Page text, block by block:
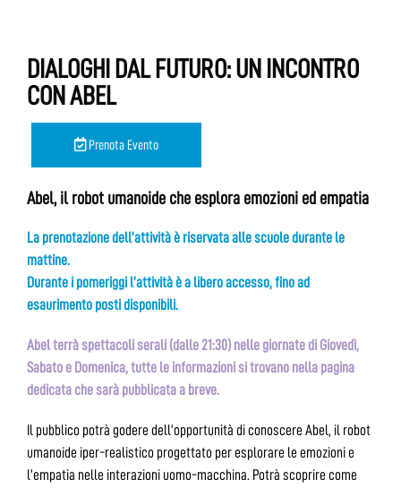
DIALOGHI DAL FUTURO: UN INCONTRO
CON ABEL
Prenota Evento
Abel, il robot umanoide che esplora emozioni ed empatia
La prenotazione dell’attività è riservata alle scuole durante le
mattine.
Durante i pomeriggi l’attività è a libero accesso, fino ad
esaurimento posti disponibili.
Abel terrà spettacoli serali (dalle 21:30) nelle giornate di Giovedì,
Sabato e Domenica, tutte le informazioni si trovano nella pagina
dedicata che sarà pubblicata a breve.
Il pubblico potrà godere dell’opportunità di conoscere Abel, il robot
umanoide iper-realistico progettato per esplorare le emozioni e
l’empatia nelle interazioni uomo-macchina. Potrà scoprire come